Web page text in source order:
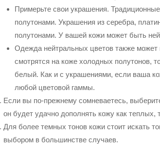
Примерьте свои украшения.
полутонами. Украшения из серебра,
полутонами. У вашей кожи может быть
Одежда нейтральных цветов также
смотрятся на коже холодных полутонов,
белый. Как и с украшениями, если ваша
любой цветовой гаммы.
Если вы по-прежнему сомневаетесь,
он будет удачно дополнять кожу как теплых,
Для более темных тонов кожи стоит искать
выбором в большинстве случаев.